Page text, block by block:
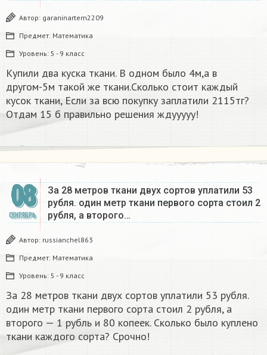
Автор: garaninartem2209
Предмет: Математика
Уровень: 5 - 9 класс
Купили два куска ткани. В одном было 4м,а в
другом-5м такой же ткани.Сколько стоит каждый
кусок ткани, Если за всю покупку заплатили 2115тг?
Отдам 15 б правильно решения ждууууу!
08
СЕНТЯБРЬ
За 28 метров ткани двух сортов уплатили 53
рубля. один метр ткани первого сорта стоил 2
рубля, а второго…
Автор: russianchel863
Предмет: Математика
Уровень: 5 - 9 класс
За 28 метров ткани двух сортов уплатили 53 рубля.
один метр ткани первого сорта стоил 2 рубля, а
второго — 1 рубль и 80 копеек. Сколько было куплено
ткани каждого сорта? Срочно!